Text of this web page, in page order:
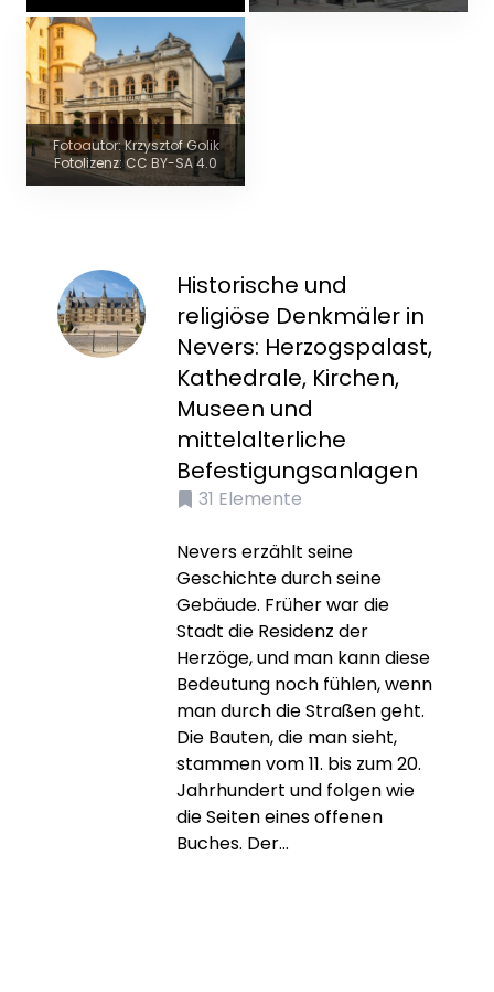
Fotoautor: Krzysztof Golik
Fotolizenz: CC BY-SA 4.0
Historische und
religiöse Denkmäler in
Nevers: Herzogspalast,
Kathedrale, Kirchen,
Museen und
mittelalterliche
Befestigungsanlagen
31 Elemente
Nevers erzählt seine
Geschichte durch seine
Gebäude. Früher war die
Stadt die Residenz der
Herzöge, und man kann diese
Bedeutung noch fühlen, wenn
man durch die Straßen geht.
Die Bauten, die man sieht,
stammen vom 11. bis zum 20.
Jahrhundert und folgen wie
die Seiten eines offenen
Buches. Der...